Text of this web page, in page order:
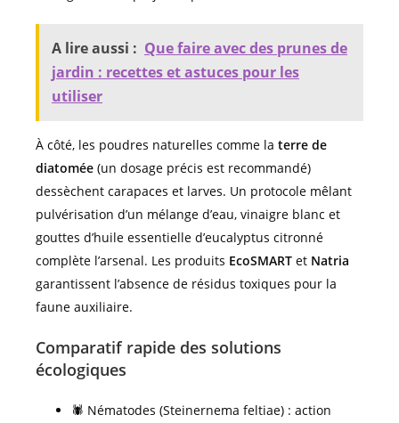
A lire aussi : Que faire avec des prunes de
jardin : recettes et astuces pour les
utiliser
À côté, les poudres naturelles comme la terre de
diatomée (un dosage précis est recommandé)
dessèchent carapaces et larves. Un protocole mêlant
pulvérisation d’un mélange d’eau, vinaigre blanc et
gouttes d’huile essentielle d’eucalyptus citronné
complète l’arsenal. Les produits EcoSMART et Natria
garantissent l’absence de résidus toxiques pour la
faune auxiliaire.
Comparatif rapide des solutions
écologiques
🕷️ Nématodes (Steinernema feltiae) : action